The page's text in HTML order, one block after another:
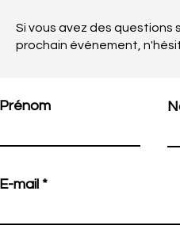
Si vous avez des questions
prochain événement,
mail